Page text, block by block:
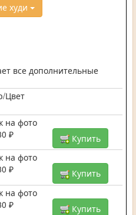
худи
все дополнительные
Цвет
на фото
₽
Купить
на фото
₽
Купить
на фото
₽
Купить